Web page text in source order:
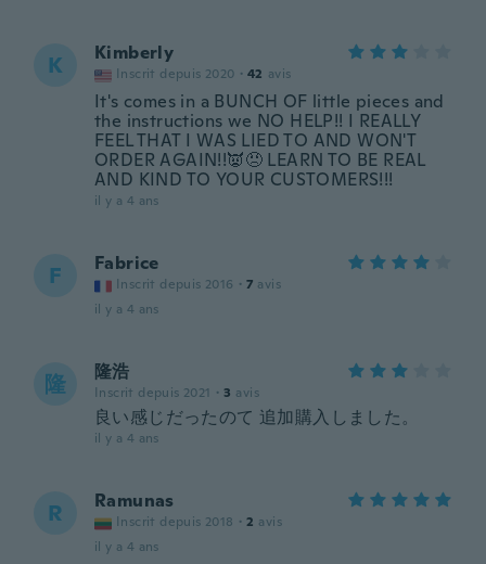
K Kimberly
Inscrit depuis 2020 · 42 avis
It's comes in a BUNCH OF little pieces and
the instructions we NO HELP!! I REALLY
FEEL THAT I WAS LIED TO AND WON'T
ORDER AGAIN!!👿😠 LEARN TO BE REAL
AND KIND TO YOUR CUSTOMERS!!!
il y a 4 ans
F Fabrice
Inscrit depuis 2016 · 7 avis
il y a 4 ans
隆 隆浩
Inscrit depuis 2021 · 3 avis
良い感じだったのて 追加購入しました。
il y a 4 ans
R Ramunas
Inscrit depuis 2018 · 2 avis
il y a 4 ans